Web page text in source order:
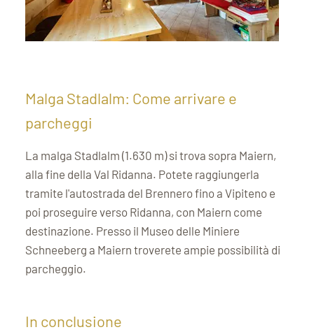
Malga Stadlalm: Come arrivare e
parcheggi
La malga Stadlalm (1.630 m) si trova sopra Maiern,
alla fine della Val Ridanna. Potete raggiungerla
tramite l'autostrada del Brennero fino a Vipiteno e
poi proseguire verso Ridanna, con Maiern come
destinazione. Presso il Museo delle Miniere
Schneeberg a Maiern troverete ampie possibilità di
parcheggio.
In conclusione